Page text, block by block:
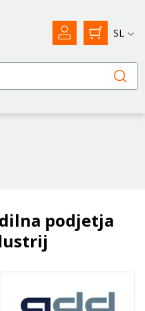
SL
podjetja